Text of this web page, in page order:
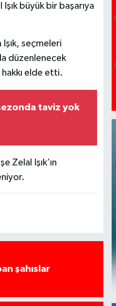
büyük bir başarıya
seçmeleri
düzenlenecek
elde etti.
taviz yok
Işık’ın
şahıslar